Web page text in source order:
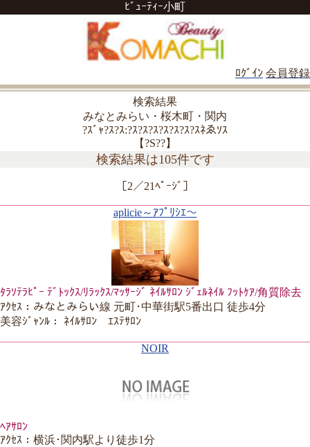
ﾋﾞｭｰﾃｨｰ小町
ﾛｸﾞｲﾝ 会員登録
検索結果
みなとみらい・桜木町・関内
?ｽﾞｬ?ｽ?ｽ:?ｽ?ｽ?ｽ?ｽ?ｽ?ｽ?ｽﾈゑｿｽ
【?S??】
検索結果は105件です
［2／21ﾍﾟｰｼﾞ］
aplicie～ｱﾌﾟﾘｼｴ～
ﾀﾗｿﾃﾗﾋﾟｰ ﾃﾞﾄｯｸｽ/ﾘﾗｯｸｽ/ﾏｯｻｰｼﾞ ﾈｲﾙｻﾛﾝ ｼﾞｪﾙﾈｲﾙ ﾌｯﾄｹｱ/角質除去
ｱｸｾｽ：みなとみらい線 元町･中華街駅5番出口 徒歩4分
美容ｼﾞｬﾝﾙ： ﾈｲﾙｻﾛﾝ ｴｽﾃｻﾛﾝ
NOIR
ﾍｱｻﾛﾝ
ｱｸｾｽ：横浜･関内駅より徒歩1分